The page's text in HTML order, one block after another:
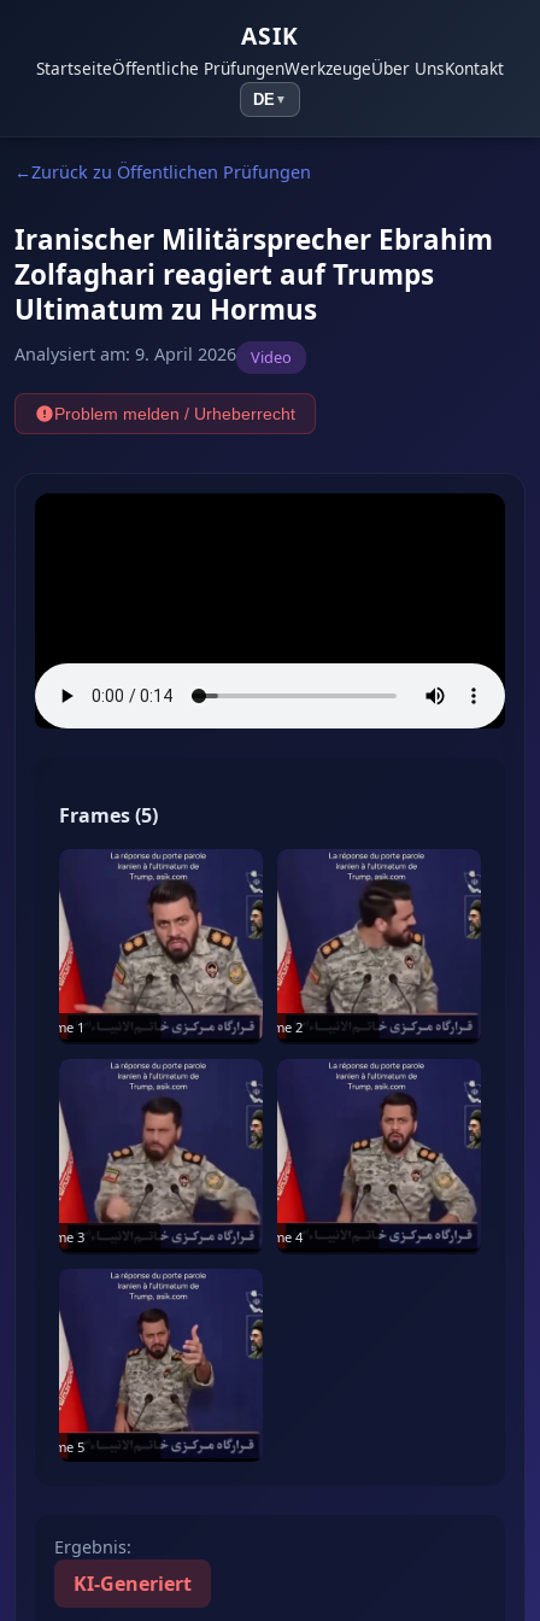
ASIK
StartseiteÖffentliche PrüfungenWerkzeugeÜber UnsKontakt
DE▼
Zurück zu Öffentlichen Prüfungen
Iranischer Militärsprecher Ebrahim
Zolfaghari reagiert auf Trumps
Ultimatum zu Hormus
Analysiert am: 9. April 2026 Video
Problem melden / Urheberrecht
Frames(5)
Frame 1 Frame 2
Frame 3 Frame 4
Frame 5
Ergebnis:
KI-Generiert